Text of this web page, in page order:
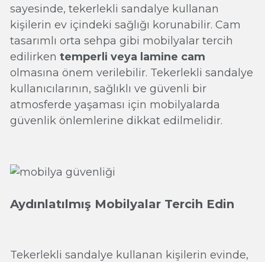
sayesinde, tekerlekli sandalye kullanan
kişilerin ev içindeki sağlığı korunabilir. Cam
tasarımlı orta sehpa gibi mobilyalar tercih
edilirken temperli veya lamine cam
olmasına önem verilebilir. Tekerlekli sandalye
kullanıcılarının, sağlıklı ve güvenli bir
atmosferde yaşaması için mobilyalarda
güvenlik önlemlerine dikkat edilmelidir.
Aydınlatılmış Mobilyalar Tercih Edin
Tekerlekli sandalye kullanan kişilerin evinde,